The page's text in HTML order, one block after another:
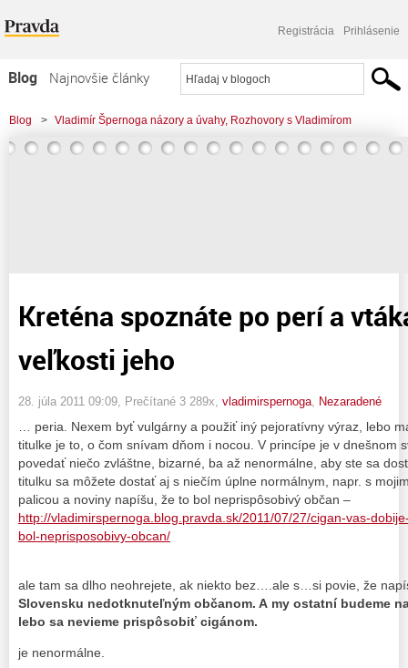
Registrácia Prihlásenie
Blog
Najnovšie články
Najčítanejšie články
Najkomentovanejšie články
Blog > Vladimír Špernoga názory a úvahy, Rozhovory s Vladimírom
> Kreténa spoznáte po perí a vtáka podľa veľkosti jeho
Kreténa spoznáte po perí a
veľkosti jeho
28. júla 2011 09:09 , Prečítané 3 289x, vladimirspernoga Nezaradené
… peria. Nexem byť vulgárny a použiť iný pejoratívny výraz, lebo
titulke je to, o čom snívam dňom i nocou. V princípe je v dnešnom
povedať niečo zvláštne, bizarné, ba až nenormálne, aby ste sa
titulku sa môžete dostať aj s niečím úplne normálnym, napr. s
palicou a noviny napíšu, že to bol neprispôsobivý občan –
http://vladimirspernoga.blog.pravda.sk/2011/07/27/cigan-vas-
bol-neprisposobivy-obcan/
ale tam sa dlho neohrejete, ak niekto bez….ale s…si povie, že
Slovensku nedotknuteľným občanom. A my ostatní budeme
lebo sa nevieme prispôsobiť cigánom.
je nenormálne.